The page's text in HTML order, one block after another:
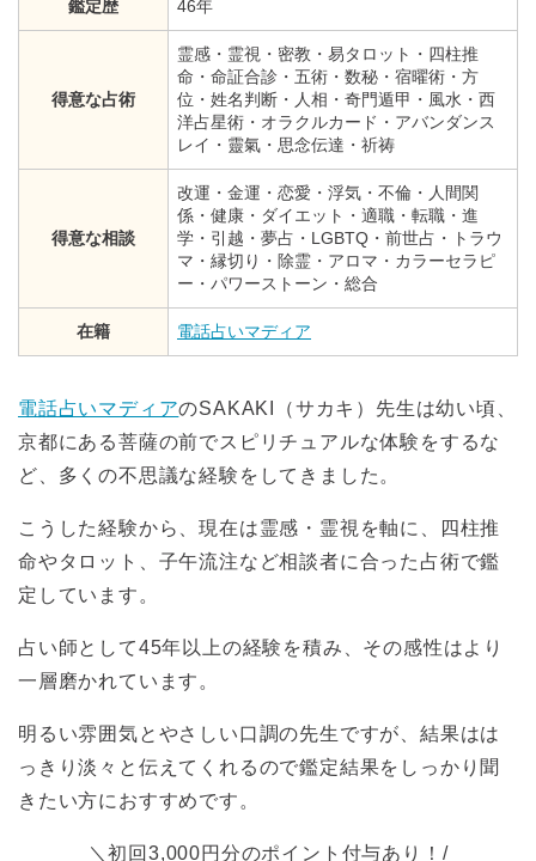
鑑定歴 46年
得意な占術
霊感・霊視・密教・易タロット・四柱推
命・命証合診・五術・数秘・宿曜術・方
位・姓名判断・人相・奇門遁甲・風水・西
洋占星術・オラクルカード・アバンダンス
レイ・靈氣・思念伝達・祈祷
得意な相談
改運・金運・恋愛・浮気・不倫・人間関
係・健康・ダイエット・適職・転職・進
学・引越・夢占・LGBTQ・前世占・トラウ
マ・縁切り・除霊・アロマ・カラーセラピ
ー・パワーストーン・総合
在籍 電話占いマディア
電話占いマディアのSAKAKI（サカキ）先生は幼い頃、
京都にある菩薩の前でスピリチュアルな体験をするな
ど、多くの不思議な経験をしてきました。
こうした経験から、現在は霊感・霊視を軸に、四柱推
命やタロット、子午流注など相談者に合った占術で鑑
定しています。
占い師として45年以上の経験を積み、その感性はより
一層磨かれています。
明るい雰囲気とやさしい口調の先生ですが、結果はは
っきり淡々と伝えてくれるので鑑定結果をしっかり聞
きたい方におすすめです。
＼初回3,000円分のポイント付与あり！/